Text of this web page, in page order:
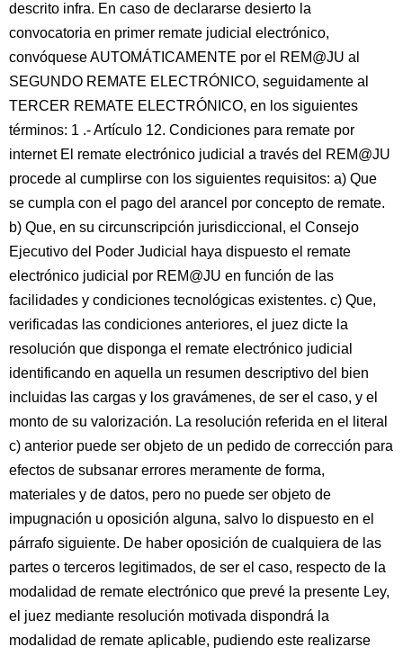
descrito infra. En caso de declararse desierto la
convocatoria en primer remate judicial electrónico,
convóquese AUTOMÁTICAMENTE por el REM@JU al
SEGUNDO REMATE ELECTRÓNICO, seguidamente al
TERCER REMATE ELECTRÓNICO, en los siguientes
términos: 1 .- Artículo 12. Condiciones para remate por
internet El remate electrónico judicial a través del REM@JU
procede al cumplirse con los siguientes requisitos: a) Que
se cumpla con el pago del arancel por concepto de remate.
b) Que, en su circunscripción jurisdiccional, el Consejo
Ejecutivo del Poder Judicial haya dispuesto el remate
electrónico judicial por REM@JU en función de las
facilidades y condiciones tecnológicas existentes. c) Que,
verificadas las condiciones anteriores, el juez dicte la
resolución que disponga el remate electrónico judicial
identificando en aquella un resumen descriptivo del bien
incluidas las cargas y los gravámenes, de ser el caso, y el
monto de su valorización. La resolución referida en el literal
c) anterior puede ser objeto de un pedido de corrección para
efectos de subsanar errores meramente de forma,
materiales y de datos, pero no puede ser objeto de
impugnación u oposición alguna, salvo lo dispuesto en el
párrafo siguiente. De haber oposición de cualquiera de las
partes o terceros legitimados, de ser el caso, respecto de la
modalidad de remate electrónico que prevé la presente Ley,
el juez mediante resolución motivada dispondrá la
modalidad de remate aplicable, pudiendo este realizarse